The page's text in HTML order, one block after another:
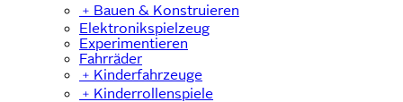
﹢ Bauen & Konstruieren
Elektronikspielzeug
Experimentieren
Fahrräder
﹢ Kinderfahrzeuge
﹢ Kinderrollenspiele